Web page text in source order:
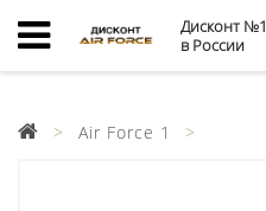
Дисконт №1
в России
Air Force 1